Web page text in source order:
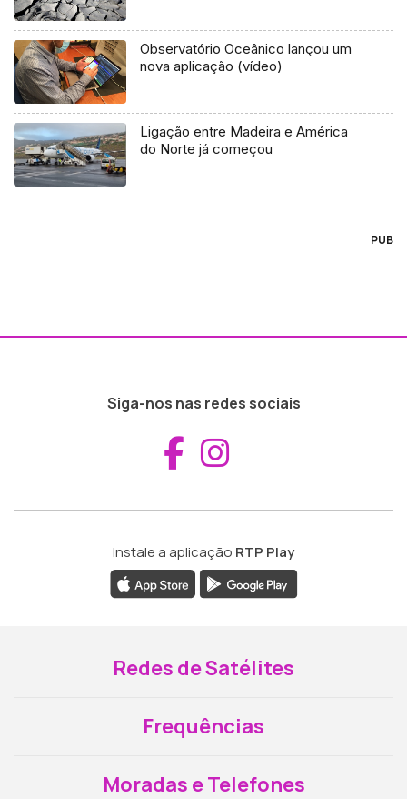
Observatório Oceânico lançou um
nova aplicação (vídeo)
Ligação entre Madeira e América
do Norte já começou
PUB
Siga-nos nas redes sociais
Aceder ao
Instale a aplicação RTP Play
Redes de Satélites
Frequências
Moradas e Telefones